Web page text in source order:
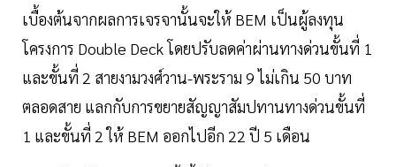
เบื้องต้นจากผลการเจรจานั้นจะให้ BEM เป็นผู้ลงทุน
โครงการ Double Deck โดยปรับลดค่าผ่านทางด่วนขั้นที่ 1
และขั้นที่ 2 สายงามวงศ์วาน-พระราม 9 ไม่เกิน 50 บาท
ตลอดสาย แลกกับการขยายสัญญาสัมปทานทางด่วนขั้นที่
1 และขั้นที่ 2 ให้ BEM ออกไปอีก 22 ปี 5 เดือน